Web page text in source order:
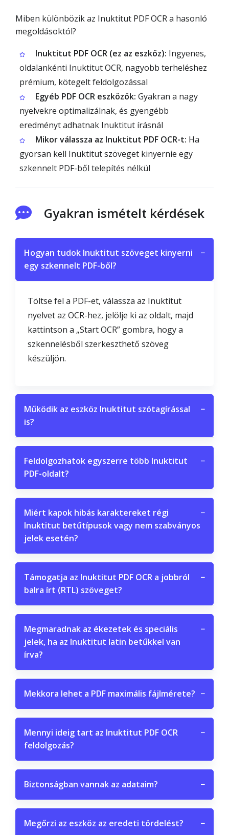
Miben különbözik az Inuktitut PDF OCR a hasonló
megoldásoktól?
Inuktitut PDF OCR (ez az eszköz): Ingyenes,
oldalankénti Inuktitut OCR, nagyobb terheléshez
prémium, kötegelt feldolgozással
Egyéb PDF OCR eszközök: Gyakran a nagy
nyelvekre optimalizálnak, és gyengébb
eredményt adhatnak Inuktitut írásnál
Mikor válassza az Inuktitut PDF OCR-t: Ha
gyorsan kell Inuktitut szöveget kinyernie egy
szkennelt PDF-ből telepítés nélkül
Gyakran ismételt kérdések
Hogyan tudok Inuktitut szöveget kinyerni
egy szkennelt PDF-ből?
−
Töltse fel a PDF-et, válassza az Inuktitut
nyelvet az OCR-hez, jelölje ki az oldalt, majd
kattintson a „Start OCR” gombra, hogy a
szkennelésből szerkeszthető szöveg
készüljön.
Működik az eszköz Inuktitut szótagírással
is?
−
Feldolgozhatok egyszerre több Inuktitut
PDF-oldalt?
−
Miért kapok hibás karaktereket régi
Inuktitut betűtípusok vagy nem szabványos
jelek esetén?
−
Támogatja az Inuktitut PDF OCR a jobbról
balra írt (RTL) szöveget?
−
Megmaradnak az ékezetek és speciális
jelek, ha az Inuktitut latin betűkkel van
írva?
−
Mekkora lehet a PDF maximális fájlmérete? −
Mennyi ideig tart az Inuktitut PDF OCR
feldolgozás?
−
Biztonságban vannak az adataim? −
Megőrzi az eszköz az eredeti tördelést? −